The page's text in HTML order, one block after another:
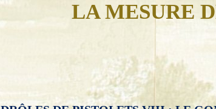
LA MESURE